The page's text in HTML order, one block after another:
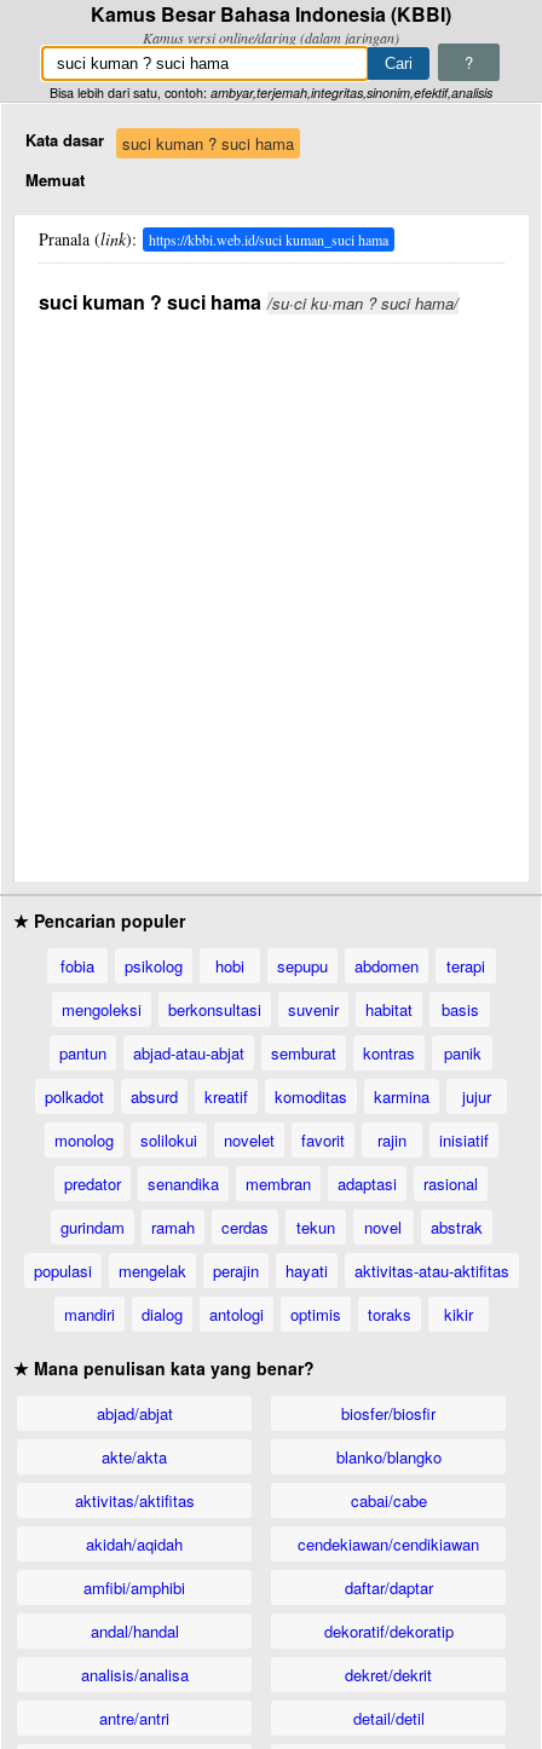
Kamus Besar Bahasa Indonesia (KBBI)
Kamus versi online/daring (dalam jaringan)
?
Bisa lebih dari satu, contoh: ambyar,terjemah,integritas,sinonim,efektif,analisis
Kata dasar
suci kuman ? suci hama
Memuat
Pranala (link): https://kbbi.web.id/suci kuman_suci hama
suci kuman ? suci hama /su·ci ku·man ? suci hama/
★ Pencarian populer
fobia psikolog hobi sepupu abdomen
terapi
mengoleksi
berkonsultasi suvenir habitat
basis
pantun
abjad-atau-abjat semburat kontras
panik
polkadot
absurd kreatif komoditas karmina
jujur
monolog
solilokui novelet favorit rajin
inisiatif
predator
senandika membran adaptasi
rasional
gurindam
ramah cerdas tekun novel
abstrak
populasi
mengelak perajin hayati
aktivitas-atau-aktifitas
mandiri
dialog antologi optimis toraks kikir
★ Mana penulisan kata yang benar?
abjad/abjat
akte/akta
aktivitas/aktifitas
akidah/aqidah
amfibi/amphibi
andal/handal
analisis/analisa
antre/antri
biosfer/biosfir
blanko/blangko
cabai/cabe
cendekiawan/cendikiawan
daftar/daptar
dekoratif/dekoratip
dekret/dekrit
detail/detil